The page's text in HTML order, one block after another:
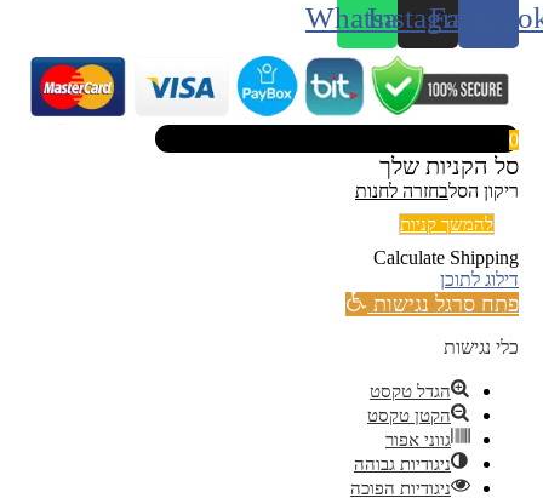
Instagram
Whatsapp
0
סל הקניות שלך
ריקון הסלבחזרה לחנות
להמשך קניות
Calculate Shipping
דילוג לתוכן
פתח סרגל נגישות
כלי נגישות
הגדל טקסט
הקטן טקסט
גווני אפור
ניגודיות גבוהה
ניגודיות הפוכה